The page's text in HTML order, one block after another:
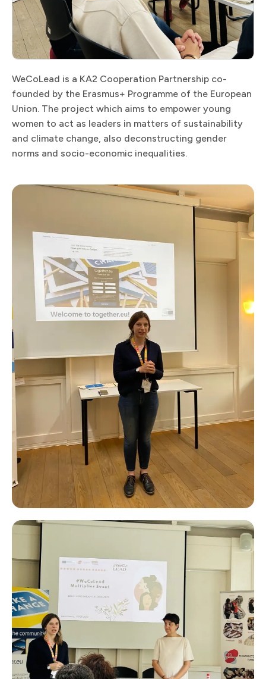
WeCoLead is a KA2 Cooperation Partnership co-
founded by the Erasmus+ Programme of the European
Union. The project which aims to empower young
women to act as leaders in matters of sustainability
and climate change, also deconstructing gender
norms and socio-economic inequalities.​​​​‌ ‍ ​‍​‍‌‍ ‌ ​‍‌‍‍‌‌‍‌ ‌‍‍‌‌‍ ‍​‍​‍​ ‍‍​‍​‍‌ ​ ‌‍​‌‌‍ ‍‌‍‍‌‌ ‌​‌ ‍‌​‍ ‍‌‍‍‌‌‍ ​‍​‍​‍ ​​‍​‍‌‍‍​‌ ​‍‌‍‌‌‌‍‌‍​‍​‍​ ‍‍​‍​‍​‍ ‌ ​ ‌ ‌​‌ ‌‌‌‍‌​‌‍‍‌‌‍ ​‍ ‌‍‍‌‌‍ ‍‌ ‌​‌‍‌‌‌‍ ‍‌ ‌​​‍ ‌‍‌‌‌‍‌​‌‍‍‌‌ ‌​​‍ ‌‍ ‌‌‍ ‌‍‌​‌‍‌‌​ ‌‌ ​​‌ ​‍‌‍‌‌‌ ​ ‌‍‌‌‌‍ ‍‌ ‌​‌‍​‌‌ ‌​‌‍‍‌‌‍ ‌‍ ‍​ ‍ ‌‍‍‌‌‍‌​​ ‌​ ​ ​ ‍‌‌‍‌​‌‍​‍​ ​ ​ ​​‌‍‌‌‌‍‌‌​‍ ‌‌‍‌‍‌‍‌‍​ ‍​‌‍​ ​‍ ‌​ ‌​‌‍‌‍​ ‌​​ ‍​​‍ ‌​ ‍​​ ‌ ‌‍​ ​ ‌‍​‍ ‌​ ​‌‌‍​‌​ ‍​​ ​ ‌‍‌‍‌‍​ ​ ‌ ​ ​ ​ ​‍​ ‌‌‌‍‌​​ ‍‌​ ‍ ‌ ‌​‌ ‍‌‌ ​​‌‍‌‌​ ‌‌‍ ‍‌‍‌‌‌ ‌ ‌ ​ ‌‌​​‌‍ ‌ ​ ‌ ‌​​ ‍ ‌ ​​‌‍​‌‌ ‌​‌‍‍​​ ‌‌ ​ ‌‍‌‌‌‍​ ‌ ‌​‌‍‍‌‌‍ ‌‍ ‍‌ ​ ​‍‌‌​ ‌‌‌​​‍‌‌ ‌‍‍ ‌‍‌‌‌ ‍‌​‍‌‌​ ​ ‌​‌​​‍‌‌​ ​ ‌​‌​​‍‌‌​ ​‍​ ​‍‌‍​ ​ ‍‌​ ‌ ​ ​​‌‍‌​‌‍​ ​ ​‌‌‍​‍‌‍​ ‌‍​‍​ ​‍​ ‍‌​‍‌‌​ ​‍​ ​‍​‍‌‌​ ‌‌‌​‌​​‍ ‍‌‍​ ‌‍ ‌‍ ‍‌ ‌​‌‍‌‌‌‍ ‍‌ ‌​​‍‌‌​ ‌‌‌​​‍‌‌ ‌‍‍ ‌‍‌‌‌ ‍‌​‍‌‌​ ​ ‌​‌​​‍‌‌​ ​ ‌​‌​​‍‌‌​ ​‍​ ​‍‌‍​‌​ ‍‌​ ‌ ​ ​‍​ ‌‍​ ‌​‌‍‌‍‌‍‌‍​ ‍‌​ ​‌‌‍​‍​ ‍‌​‍‌‌​ ​‍​ ​‍​‍‌‌​ ‌‌‌​‌​​‍ ‍‌‍​ ‌‍‍​‌‍‍‌‌‍ ​‌‍‌​‌ ​‍‌‍‌‌‌‍ ‍​‍‌‌​ ‌‌‌​​‍‌‌ ‌‍‍ ‌‍‌‌‌ ‍‌​‍‌‌​ ​ ‌​‌​​‍‌‌​ ​ ‌​‌​​‍‌‌​ ​‍​ ​‍‌‍​‍​ ​​​ ‍​​ ​‍​ ​ ​ ‌‌​ ‌​​ ‌ ​ ‌​‌‍​‍‌‍​‍​ ‌ ​‍‌‌​ ​‍​ ​‍​‍‌‌​ ‌‌‌​‌​​‍ ‍‌ ‌​‌‍‌‌‌ ‍​‌ ‌​​ ‌‍​‍‌‍​‌‌ ​ ‌‍‌‌‌‌‌‌‌ ​‍‌‍ ​​ ‌​‍‌‌​ ​‍‌​‌‍‌ ​ ‌ ‌​‌ ‌‌‌‍‌​‌‍‍‌‌‍ ​‍‌‍‌‍‍‌‌‍‌​​ ‌​ ​ ​ ‍‌‌‍‌​‌‍​‍​ ​ ​ ​​‌‍‌‌‌‍‌‌​‍ ‌‌‍‌‍‌‍‌‍​ ‍​‌‍​ ​‍ ‌​ ‌​‌‍‌‍​ ‌​​ ‍​​‍ ‌​ ‍​​ ‌ ‌‍​ ​ ‌‍​‍ ‌​ ​‌‌‍​‌​ ‍​​ ​ ‌‍‌‍‌‍​ ​ ‌ ​ ​ ​ ​‍​ ‌‌‌‍‌​​ ‍‌​‍‌‍‌ ‌​‌ ‍‌‌ ​​‌‍‌‌​ ‌‌‍ ‍‌‍‌‌‌ ‌ ‌ ​ ‌‌​​‌‍ ‌ ​ ‌ ‌​​‍‌‍‌ ​​‌‍​‌‌ ‌​‌‍‍​​ ‌‌ ​ ‌‍‌‌‌‍​ ‌ ‌​‌‍‍‌‌‍ ‌‍ ‍‌ ​ ​‍‌‌​ ‌‌‌​​‍‌‌ ‌‍‍ ‌‍‌‌‌ ‍‌​‍‌‌​ ​ ‌​‌​​‍‌‌​ ​ ‌​‌​​‍‌‌​ ​‍​ ​‍‌‍​ ​ ‍‌​ ‌ ​ ​​‌‍‌​‌‍​ ​ ​‌‌‍​‍‌‍​ ‌‍​‍​ ​‍​ ‍‌​‍‌‌​ ​‍​ ​‍​‍‌‌​ ‌‌‌​‌​​‍ ‍‌‍​ ‌‍ ‌‍ ‍‌ ‌​‌‍‌‌‌‍ ‍‌ ‌​​‍‌‌​ ‌‌‌​​‍‌‌ ‌‍‍ ‌‍‌‌‌ ‍‌​‍‌‌​ ​ ‌​‌​​‍‌‌​ ​ ‌​‌​​‍‌‌​ ​‍​ ​‍‌‍​‌​ ‍‌​ ‌ ​ ​‍​ ‌‍​ ‌​‌‍‌‍‌‍‌‍​ ‍‌​ ​‌‌‍​‍​ ‍‌​‍‌‌​ ​‍​ ​‍​‍‌‌​ ‌‌‌​‌​​‍ ‍‌‍​ ‌‍‍​‌‍‍‌‌‍ ​‌‍‌​‌ ​‍‌‍‌‌‌‍ ‍​‍‌‌​ ‌‌‌​​‍‌‌ ‌‍‍ ‌‍‌‌‌ ‍‌​‍‌‌​ ​ ‌​‌​​‍‌‌​ ​ ‌​‌​​‍‌‌​ ​‍​ ​‍‌‍​‍​ ​​​ ‍​​ ​‍​ ​ ​ ‌‌​ ‌​​ ‌ ​ ‌​‌‍​‍‌‍​‍​ ‌ ​‍‌‌​ ​‍​ ​‍​‍‌‌​ ‌‌‌​‌​​‍ ‍‌ ‌​‌‍‌‌‌ ‍​‌ ‌​​‍‌‍‌ ​​‌‍‌‌‌ ​‍‌ ​ ‌ ​​‌‍‌‌‌‍​ ‌ ‌​‌‍‍‌‌ ‌‍‌‍‌‌​ ‌‌ ​​‌ ‌‌‌‍​‍‌‍ ​‌‍‍‌‌ ​ ‌‍‍​‌‍‌‌‌‍‌​​‍​‍‌ ‌